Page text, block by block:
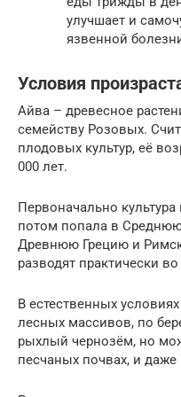
улучшает и
язвенной
Условия
Айва – древесное
семейству Розовых.
плодовых культур, её
000 лет.
Первоначально
потом попала в
Древнюю Грецию и
разводят практически
В естественных
лесных массивов, по
рыхлый чернозём, но
песчаных почвах, и